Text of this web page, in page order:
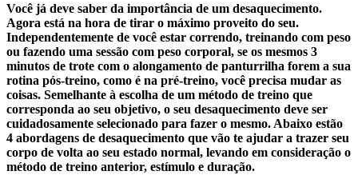
Você já deve saber da importância de um desaquecimento.
Agora está na hora de tirar o máximo proveito do seu.
Independentemente de você estar correndo, treinando com peso
ou fazendo uma sessão com peso corporal, se os mesmos 3
minutos de trote com o alongamento de panturrilha forem a sua
rotina pós-treino, como é na pré-treino, você precisa mudar as
coisas. Semelhante à escolha de um método de treino que
corresponda ao seu objetivo, o seu desaquecimento deve ser
cuidadosamente selecionado para fazer o mesmo. Abaixo estão
4 abordagens de desaquecimento que vão te ajudar a trazer seu
corpo de volta ao seu estado normal, levando em consideração o
método de treino anterior, estímulo e duração.